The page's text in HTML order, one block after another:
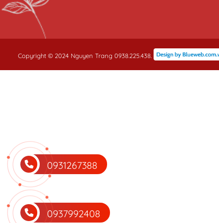
Copyright © 2024 Nguyen Trang 0938.225.438.
0931267388
0937992408